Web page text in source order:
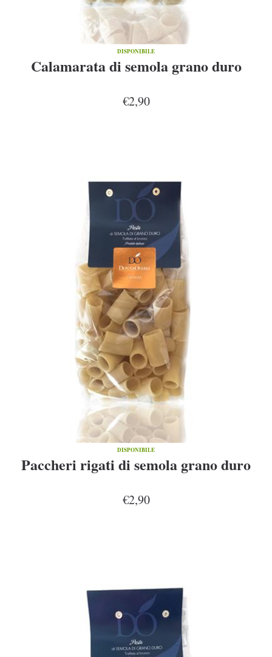
DISPONIBILE
Calamarata di semola grano duro
€2,90
DISPONIBILE
Paccheri rigati di semola grano duro
€2,90